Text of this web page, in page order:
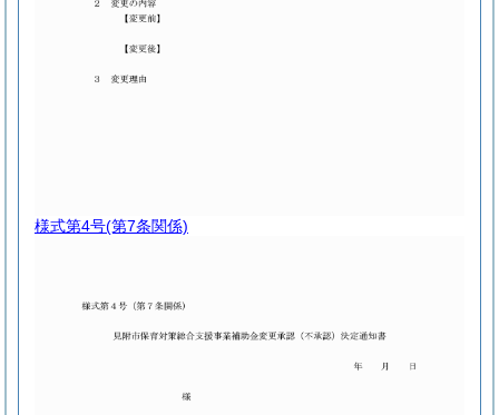
様式第4号(第7条関係)